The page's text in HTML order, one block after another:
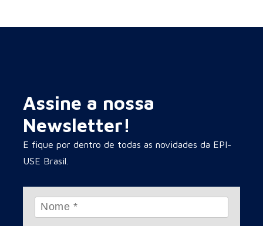
Assine a nossa
Newsletter!
E fique por dentro de todas as novidades da EPI-
USE Brasil.